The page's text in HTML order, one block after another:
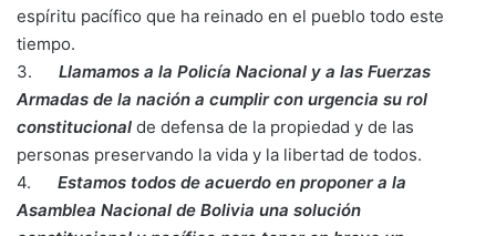
espíritu pacífico que ha reinado en el pueblo todo este
tiempo.
3.
Llamamos a la Policía Nacional y a las Fuerzas
Armadas de la nación a cumplir con urgencia su rol
constitucional de defensa de la propiedad y de las
personas preservando la vida y la libertad de todos.
4.
Estamos todos de acuerdo en proponer a la
Asamblea Nacional de Bolivia una solución